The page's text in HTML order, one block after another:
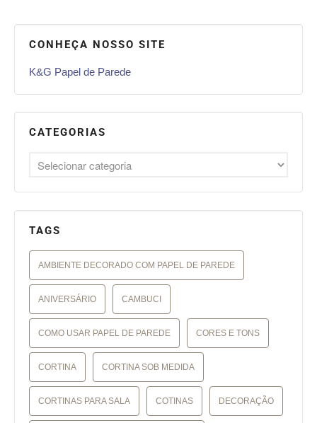
CONHEÇA NOSSO SITE
K&G Papel de Parede
CATEGORIAS
TAGS
AMBIENTE DECORADO COM PAPEL DE PAREDE
ANIVERSÁRIO CAMBUCI
COMO USAR PAPEL DE PAREDE CORES E TONS
CORTINA CORTINA SOB MEDIDA
CORTINAS PARA SALA COTINAS DECORAÇÃO